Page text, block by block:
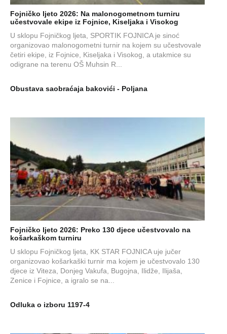
Fojničko ljeto 2026: Na malonogometnom turniru
učestvovale ekipe iz Fojnice, Kiseljaka i Visokog
U sklopu Fojničkog ljeta, SPORTIK FOJNICA je sinoć
organizovao malonogometni turnir na kojem su učestvovale
četiri ekipe, iz Fojnice, Kiseljaka i Visokog, a utakmice su
odigrane na terenu OŠ Muhsin R...
Obustava saobraćaja bakovići - Poljana
Fojničko ljeto 2026: Preko 130 djece učestvovalo na
košarkaškom turniru
U sklopu Fojničkog ljeta, KK STAR FOJNICA uje jučer
organizovao košarkaški turnir ma kojem je učestvovalo 130
djece iz Viteza, Donjeg Vakufa, Bugojna, Ilidže, Ilijaša,
Zenice i Fojnice, a igralo se na...
Odluka o izboru 1197-4